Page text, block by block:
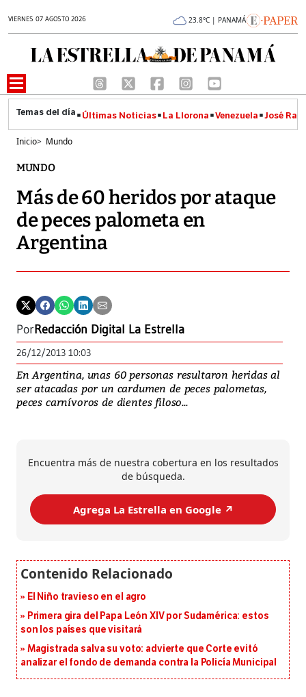
VIERNES 07 AGOSTO 2026 23.8°C | PANAMÁ
Últimas Noticias La Llorona Venezuela José
Inicio> Mundo
MUNDO
Más de 60 heridos por ataque
de peces palometa en
Argentina
PorRedacción Digital La Estrella
26/12/2013 10:03
En Argentina, unas 60 personas resultaron heridas al
ser atacadas por un cardumen de peces palometas,
peces carnívoros de dientes filoso...
Encuentra más de nuestra cobertura en los resultados
de búsqueda.
Agrega La Estrella en Google ↗️
El Niño travieso en el agro
Primera gira del Papa León XIV por Sudamérica: estos
son los países que visitará
Magistrada salva su voto: advierte que Corte evitó
analizar el fondo de demanda contra la Policía Municipal